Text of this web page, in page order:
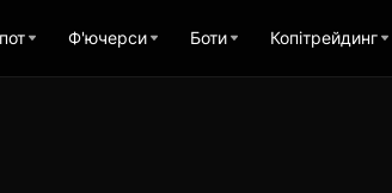
Ф'ючерси Боти Копітрейдинг